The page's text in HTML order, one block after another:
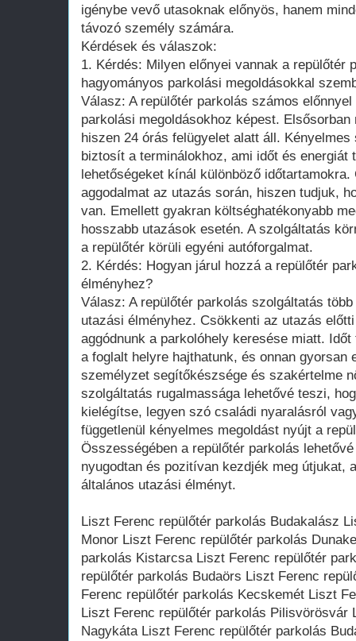
igénybe vevő utasoknak előnyös, hanem
távozó személy számára.
Kérdések és válaszok:
1. Kérdés: Milyen előnyei vannak a repülőtér
hagyományos parkolási megoldásokkal
Válasz: A repülőtér parkolás számos
parkolási megoldásokhoz képest.
hiszen 24 órás felügyelet alatt áll.
biztosít a terminálokhoz, ami időt és energiát
lehetőségeket kínál különböző
aggodalmat az utazás során, hiszen tudjuk,
van. Emellett gyakran költséghatékonyabb
hosszabb utazások esetén. A szolgáltatás
a repülőtér körüli egyéni autóforgalmat.
2. Kérdés: Hogyan járul hozzá a repülőtér
élményhez?
Válasz: A repülőtér parkolás szolgáltatás
utazási élményhez. Csökkenti az utazás
aggódnunk a parkolóhely keresése miatt.
a foglalt helyre hajthatunk, és onnan gyorsan
személyzet segítőkészsége és szakértelme
szolgáltatás rugalmassága lehetővé teszi,
kielégítse, legyen szó családi nyaralásról
függetlenül kényelmes megoldást nyújt a
Összességében a repülőtér parkolás
nyugodtan és pozitívan kezdjék meg útjukat,
általános utazási élményt.
Liszt Ferenc repülőtér parkolás Budakalász
Monor Liszt Ferenc repülőtér parkolás
parkolás Kistarcsa Liszt Ferenc repülőtér
repülőtér parkolás Budaörs Liszt Ferenc
Ferenc repülőtér parkolás Kecskemét Liszt
Liszt Ferenc repülőtér parkolás Pilisvörösvár
Nagykáta Liszt Ferenc repülőtér parkolás